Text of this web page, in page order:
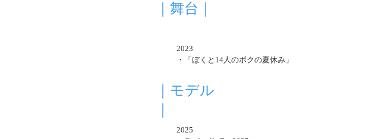
｜舞台｜
2023
​・「ぼくと14人のボクの夏休み」
｜モデル
2025